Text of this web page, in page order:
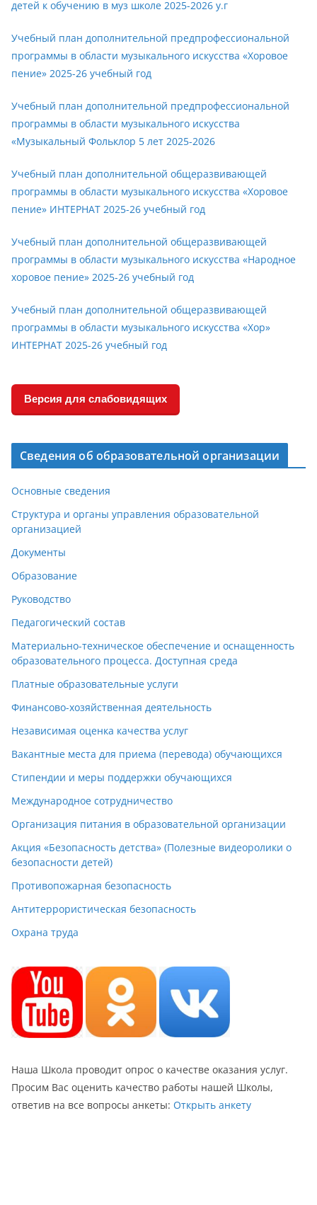
детей к обучению в муз школе 2025-2026 у.г
Учебный план дополнительной предпрофессиональной
программы в области музыкального искусства «Хоровое
пение» 2025-26 учебный год
Учебный план дополнительной предпрофессиональной
программы в области музыкального искусства
«Музыкальный Фольклор 5 лет 2025-2026
Учебный план дополнительной общеразвивающей
программы в области музыкального искусства «Хоровое
пение» ИНТЕРНАТ 2025-26 учебный год
Учебный план дополнительной общеразвивающей
программы в области музыкального искусства «Народное
хоровое пение» 2025-26 учебный год
Учебный план дополнительной общеразвивающей
программы в области музыкального искусства «Хор»
ИНТЕРНАТ 2025-26 учебный год
Версия для слабовидящих
Сведения об образовательной организации
Основные сведения
Структура и органы управления образовательной
организацией
Документы
Образование
Руководство
Педагогический состав
Материально-техническое обеспечение и оснащенность
образовательного процесса. Доступная среда
Платные образовательные услуги
Финансово-хозяйственная деятельность
Независимая оценка качества услуг
Вакантные места для приема (перевода) обучающихся
Стипендии и меры поддержки обучающихся
Международное сотрудничество
Организация питания в образовательной организации
Акция «Безопасность детства» (Полезные видеоролики о
безопасности детей)
Противопожарная безопасность
Антитеррористическая безопасность
Охрана труда
Наша Школа проводит опрос о качестве оказания услуг.
Просим Вас оценить качество работы нашей Школы,
ответив на все вопросы анкеты: Открыть анкету